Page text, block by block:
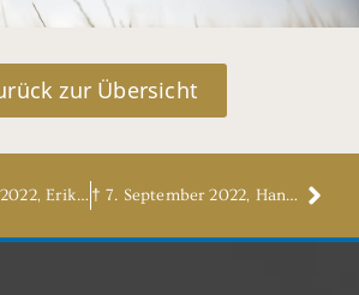
zur Übersicht
† 4. September 2022, Erik Lange † 7. September 2022, Hannelore Reinstorf, geb. Dreyer